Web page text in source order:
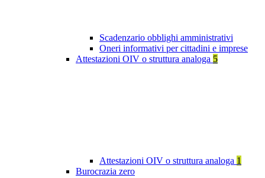
Scadenzario obblighi amministrativi
Oneri informativi per cittadini e imprese
Attestazioni OIV o struttura analoga 5
Attestazioni OIV o struttura analoga 1
Burocrazia zero